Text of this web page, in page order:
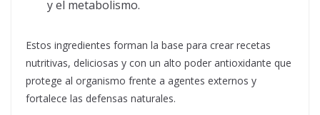
y el metabolismo.
Estos ingredientes forman la base para crear recetas
nutritivas, deliciosas y con un alto poder antioxidante que
protege al organismo frente a agentes externos y
fortalece las defensas naturales.